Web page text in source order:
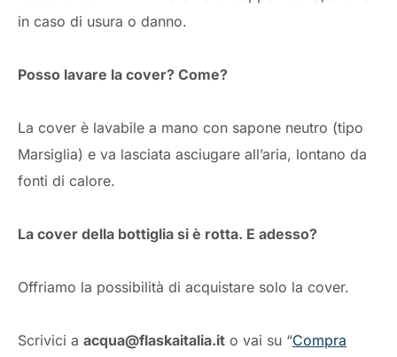
in caso di usura o danno.
Posso lavare la cover? Come?
La cover è lavabile a mano con sapone neutro (tipo
Marsiglia) e va lasciata asciugare all’aria, lontano da
fonti di calore.
La cover della bottiglia si è rotta. E adesso?
Offriamo la possibilità di acquistare solo la cover.
Scrivici a acqua@flaskaitalia.it o vai su “Compra